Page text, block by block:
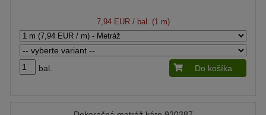
7,94 EUR/ bal. (1 m)
bal. Do košíka